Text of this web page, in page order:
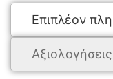
Επιπλέον